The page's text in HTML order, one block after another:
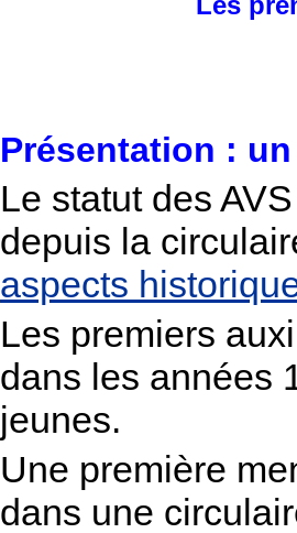
Présentation :
Le statut des
depuis la
aspects
Les premiers
dans les années
jeunes.
Une première
dans une